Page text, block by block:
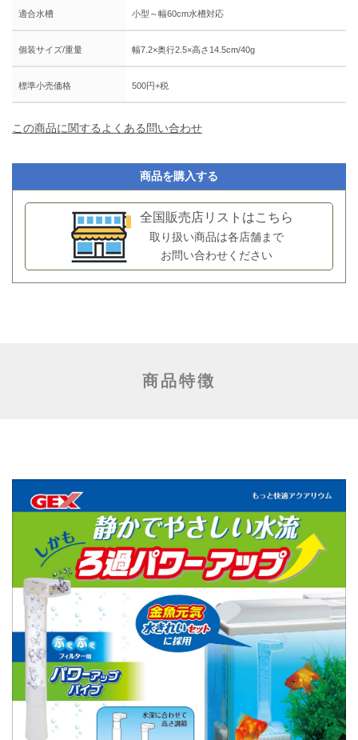
適合水槽 小型～幅60cm水槽対応
個装サイズ/重量 幅7.2×奥行2.5×高さ14.5cm/40g
標準小売価格 500円+税
この商品に関するよくある問い合わせ
商品を購入する
全国販売店リストはこちら
取り扱い商品は各店舗まで
お問い合わせください
商品特徴